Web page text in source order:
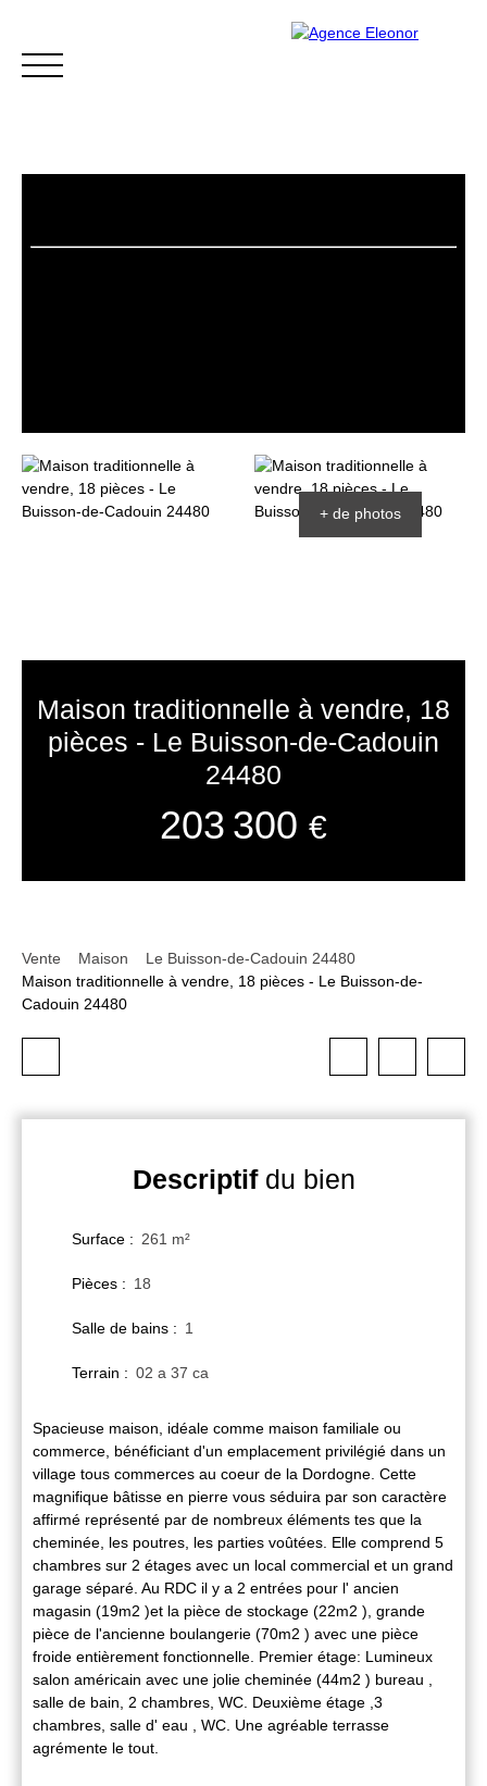
+ de photos
Maison traditionnelle à vendre, 18
pièces - Le Buisson-de-Cadouin
24480
203 300 €
Vente Maison
Le Buisson-de-Cadouin 24480
Maison traditionnelle à vendre, 18 pièces - Le Buisson-de-
Cadouin 24480
Descriptifdu bien
Surface : 261 m²
Pièces : 18
Salle de bains : 1
Terrain : 02 a 37 ca
Spacieuse maison, idéale comme maison familiale ou
commerce, bénéficiant d'un emplacement privilégié dans un
village tous commerces au coeur de la Dordogne. Cette
magnifique bâtisse en pierre vous séduira par son caractère
affirmé représenté par de nombreux éléments tes que la
cheminée, les poutres, les parties voûtées. Elle comprend 5
chambres sur 2 étages avec un local commercial et un grand
garage séparé. Au RDC il y a 2 entrées pour l' ancien
magasin (19m2 )et la pièce de stockage (22m2 ), grande
pièce de l'ancienne boulangerie (70m2 ) avec une pièce
froide entièrement fonctionnelle. Premier étage: Lumineux
salon américain avec une jolie cheminée (44m2 ) bureau ,
salle de bain, 2 chambres, WC. Deuxième étage ,3
chambres, salle d' eau , WC. Une agréable terrasse
agrémente le tout.